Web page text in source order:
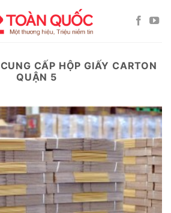
CUNG CẤP HỘP GIẤY CARTON
QUẬN 5